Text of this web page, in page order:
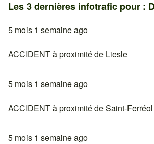
Les 3 dernières infotrafic pour :
5 mois 1 semaine ago
ACCIDENT à proximité de Liesle
5 mois 1 semaine ago
ACCIDENT à proximité de Saint-Ferréol
5 mois 1 semaine ago